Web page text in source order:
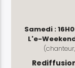
Samedi :
L'e-
photographe,